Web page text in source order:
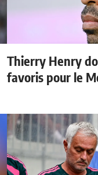
Thierry Henry
favoris pour le